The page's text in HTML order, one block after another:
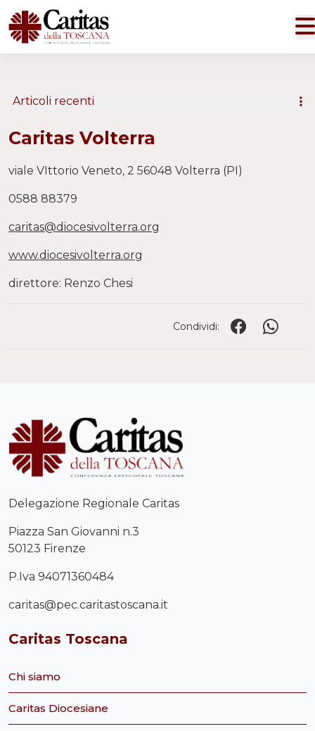
Caritas Volterra
viale VIttorio Veneto, 2 56048 Volterra (PI)
0588 88379
caritas@diocesivolterra.org
www.diocesivolterra.org
direttore: Renzo Chesi
Condividi:
Articoli recenti
Delegazione Regionale Caritas
Piazza San Giovanni n.3
50123 Firenze
P.Iva 94071360484
caritas@pec.caritastoscana.it
Caritas Toscana
Chi siamo
Caritas Diocesiane